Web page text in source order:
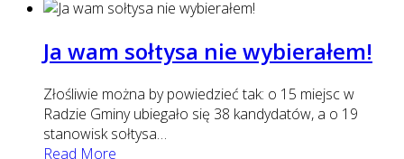
Ja wam sołtysa nie wybierałem!
Złośliwie można by powiedzieć tak: o 15 miejsc w
Radzie Gminy ubiegało się 38 kandydatów, a o 19
stanowisk sołtysa…
Read More